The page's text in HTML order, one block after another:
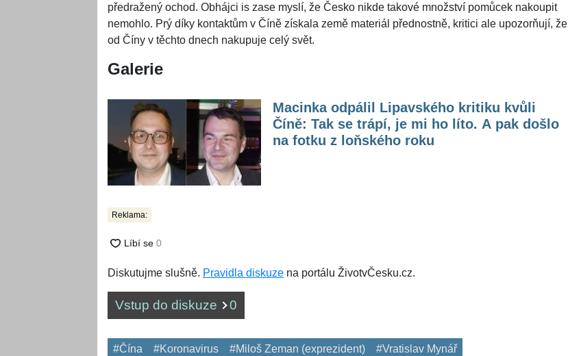
předražený ochod. Obhájci is zase myslí, že Česko nikde takové množství pomůcek nakoupit
nemohlo. Prý díky kontaktům v Číně získala země materiál přednostně, kritici ale upozorňují, že
od Číny v těchto dnech nakupuje celý svět.
Galerie
Macinka odpálil Lipavského kritiku kvůli
Číně: Tak se trápí, je mi ho líto. A pak došlo
na fotku z loňského roku
Reklama:
Diskutujme slušně. Pravidla diskuze na portálu ŽivotvČesku.cz.
Vstup do diskuze 0
#Čína #Koronavirus #Miloš Zeman (exprezident) #Vratislav Mynář